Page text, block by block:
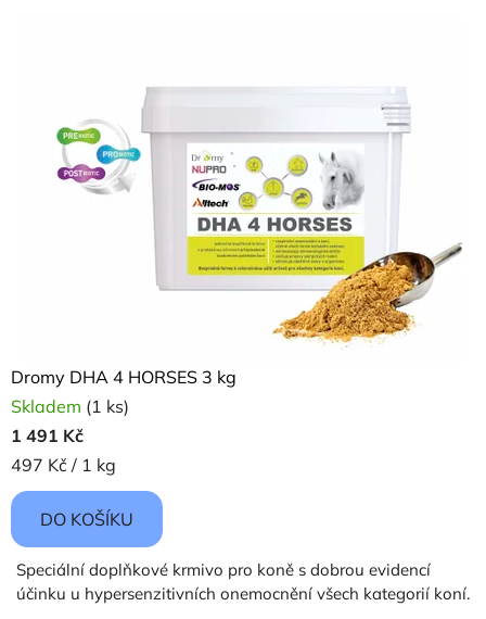
Dromy DHA 4 HORSES 3 kg
Skladem (1 ks)
1 491 Kč
Měrná
cena:
497 Kč / 1 kg
DO KOŠÍKU
Speciální doplňkové krmivo pro koně s dobrou evidencí
účinku u hypersenzitivních onemocnění všech kategorií koní.